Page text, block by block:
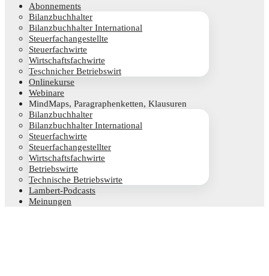
Abon­ne­ments
Bilanz­buch­hal­ter
Bilanz­buch­hal­ter International
Steu­er­fach­an­ge­stell­te
Steu­er­fach­wir­te
Wirt­schafts­fach­wir­te
Teschni­cher Betriebswirt
Online­kur­se
Web­i­na­re
Mind­Maps, Para­gra­phen­ket­ten, Klausuren
Bilanz­buch­hal­ter
Bilanz­buch­hal­ter International
Steu­er­fach­wir­te
Steu­er­fach­an­ge­stell­ter
Wirt­schafts­fach­wir­te
Betriebs­wir­te
Tech­ni­sche Betriebswirte
Lam­­bert-Pod­­casts
Mei­nun­gen